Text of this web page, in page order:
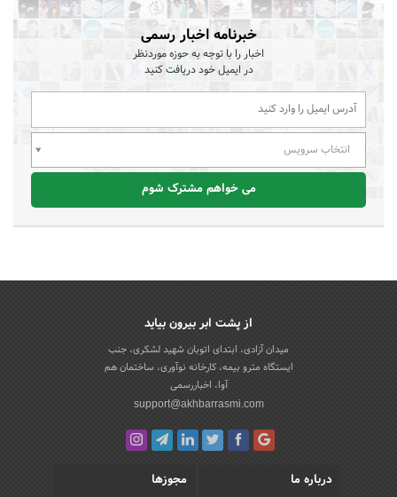
خبرنامه اخبار رسمی
اخبار را با توجه به حوزه موردنظر
در ایمیل خود دریافت کنید
انتخاب سرویس
می خواهم مشترک شوم
از پشت ابر بیرون بیاید
میدان آزادی، ابتدای اتوبان شهید لشکری، جنب
ایستگاه مترو بیمه، کارخانه نوآوری، ساختمان هم
آوا، اخباررسمی
support@akhbarrasmi.com
درباره ما
مجوزها